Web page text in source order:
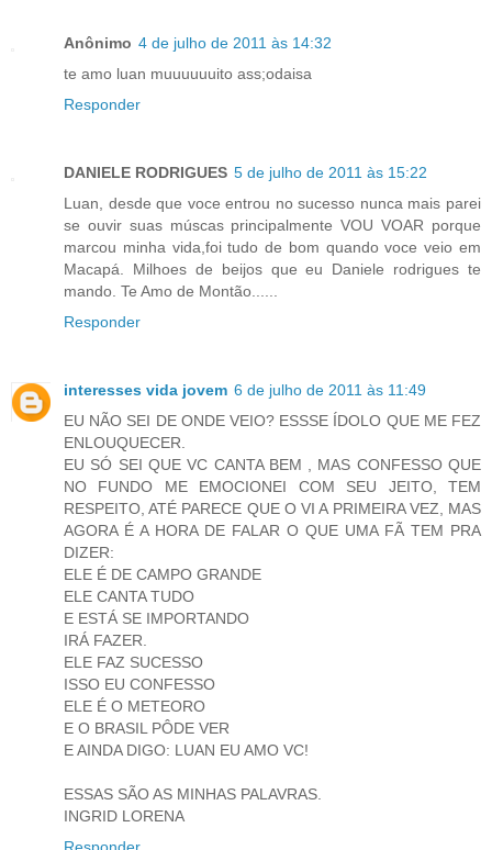
Anônimo 4 de julho de 2011 às 14:32
te amo luan muuuuuuito ass;odaisa
Responder
DANIELE RODRIGUES 5 de julho de 2011 às 15:22
Luan, desde que voce entrou no sucesso nunca mais parei
se ouvir suas múscas principalmente VOU VOAR porque
marcou minha vida,foi tudo de bom quando voce veio em
Macapá. Milhoes de beijos que eu Daniele rodrigues te
mando. Te Amo de Montão......
Responder
interesses vida jovem 6 de julho de 2011 às 11:49
EU NÃO SEI DE ONDE VEIO? ESSSE ÍDOLO QUE ME FEZ
ENLOUQUECER.
EU SÓ SEI QUE VC CANTA BEM , MAS CONFESSO QUE
NO FUNDO ME EMOCIONEI COM SEU JEITO, TEM
RESPEITO, ATÉ PARECE QUE O VI A PRIMEIRA VEZ, MAS
AGORA É A HORA DE FALAR O QUE UMA FÃ TEM PRA
DIZER:
ELE É DE CAMPO GRANDE
ELE CANTA TUDO
E ESTÁ SE IMPORTANDO
IRÁ FAZER.
ELE FAZ SUCESSO
ISSO EU CONFESSO
ELE É O METEORO
E O BRASIL PÔDE VER
E AINDA DIGO: LUAN EU AMO VC!
ESSAS SÃO AS MINHAS PALAVRAS.
INGRID LORENA